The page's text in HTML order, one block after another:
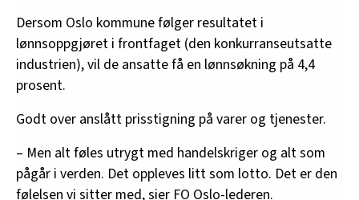
Dersom Oslo kommune følger resultatet i
lønnsoppgjøret i frontfaget (den konkurranseutsatte
industrien), vil de ansatte få en lønnsøkning på 4,4
prosent.
Godt over anslått prisstigning på varer og tjenester.
– Men alt føles utrygt med handelskriger og alt som
pågår i verden. Det oppleves litt som lotto. Det er den
følelsen vi sitter med, sier FO Oslo-lederen.